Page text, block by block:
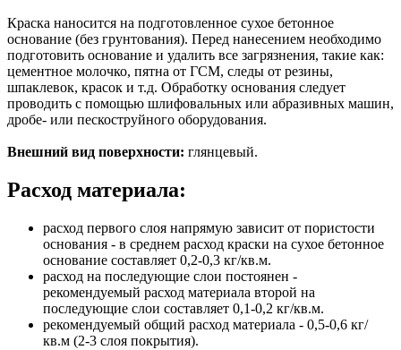
Краска наносится на подготовленное сухое бетонное
основание (без грунтования). Перед нанесением необходимо
подготовить основание и удалить все загрязнения, такие как:
цементное молочко, пятна от ГСМ, следы от резины,
шпаклевок, красок и т.д. Обработку основания следует
проводить с помощью шлифовальных или абразивных машин,
дробе- или пескоструйного оборудования.
Внешний вид поверхности: глянцевый.
Расход материала:
расход первого слоя напрямую зависит от пористости
основания - в среднем расход краски на сухое бетонное
основание составляет 0,2-0,3 кг/кв.м.
расход на последующие слои постоянен -
рекомендуемый расход материала второй на
последующие слои составляет 0,1-0,2 кг/кв.м.
рекомендуемый общий расход материала - 0,5-0,6 кг/
кв.м (2-3 слоя покрытия).